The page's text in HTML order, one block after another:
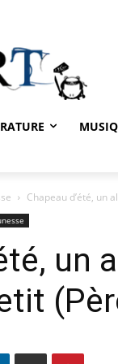
Chapeau d’été, un
un